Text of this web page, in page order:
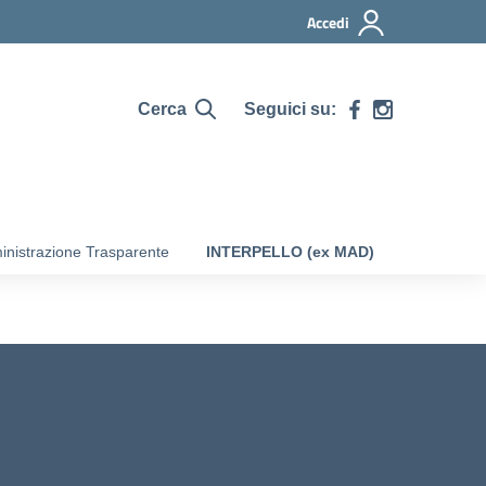
Accedi
Cerca Seguici su:
Trasparente INTERPELLO (ex MAD)